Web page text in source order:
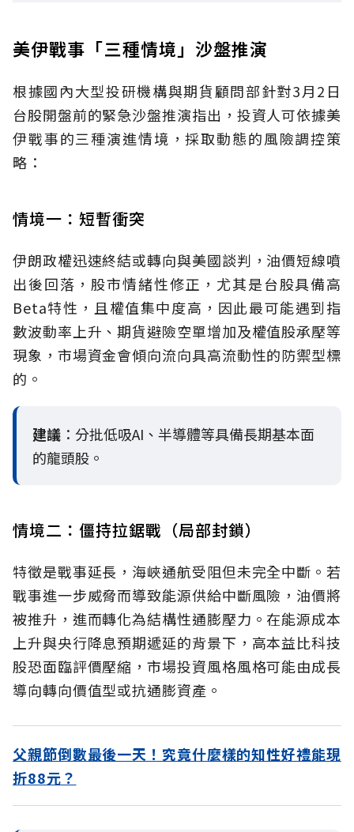
美伊戰事「三種情境」沙盤推演
根據國內大型投研機構與期貨顧問部針對3月2日
台股開盤前的緊急沙盤推演指出，投資人可依據美
伊戰事的三種演進情境，採取動態的風險調控策
略：
情境一：短暫衝突
伊朗政權迅速終結或轉向與美國談判，油價短線噴
出後回落，股市情緒性修正，尤其是台股具備高
Beta特性，且權值集中度高，因此最可能遇到指
數波動率上升、期貨避險空單增加及權值股承壓等
現象，市場資金會傾向流向具高流動性的防禦型標
的。
建議 ：分批低吸AI、半導體等具備長期基本面
的龍頭股。
情境二：僵持拉鋸戰（局部封鎖）
特徵是戰事延長，海峽通航受阻但未完全中斷。若
戰事進一步威脅而導致能源供給中斷風險，油價將
被推升，進而轉化為結構性通膨壓力。在能源成本
上升與央行降息預期遞延的背景下，高本益比科技
股恐面臨評價壓縮，市場投資風格風格可能由成長
導向轉向價值型或抗通膨資產。
父親節倒數最後一天！究竟什麼樣的知性好禮能現
折88元？